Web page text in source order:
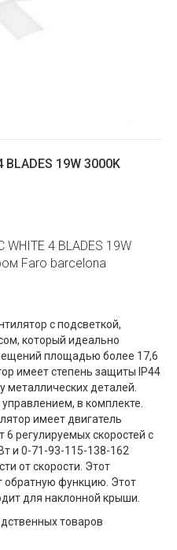
BLADES 19W 3000K
WHITE 4 BLADES 19W
Faro barcelona
с подсветкой,
который идеально
площадью более 17,6
имеет степень защиты IP44
металлических деталей.
в комплекте.
имеет двигатель
6 регулируемых скоростей с
и 0-71-93-115-138-162
от скорости. Этот
обратную функцию. Этот
для наклонной крыши.
товаров